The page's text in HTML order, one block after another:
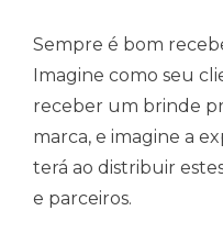
Sempre é bom
Imagine como seu
receber um brinde
marca, e imagine a
terá ao distribuir
e parceiros.